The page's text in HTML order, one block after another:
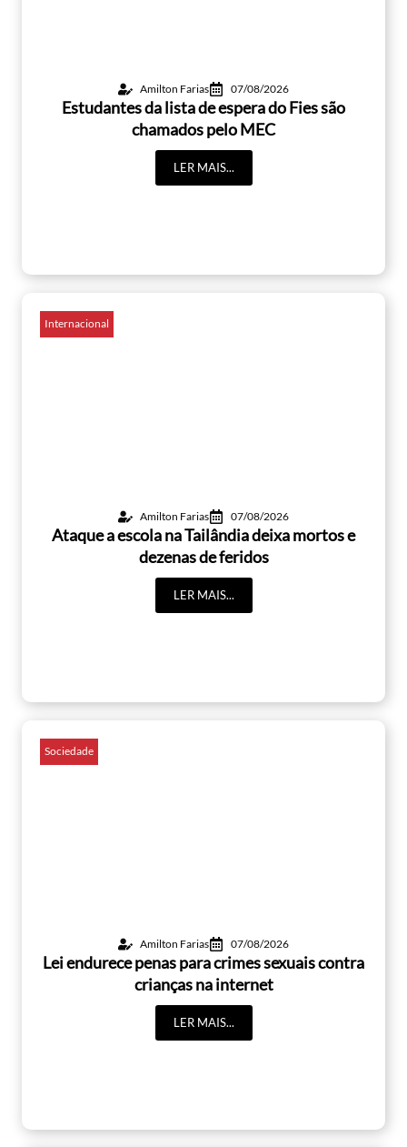
Amilton Farias 07/08/2026
Estudantes da lista de espera do Fies são
chamados pelo MEC
LER MAIS...
Internacional
Amilton Farias 07/08/2026
Ataque a escola na Tailândia deixa mortos e
dezenas de feridos
LER MAIS...
Sociedade
Amilton Farias 07/08/2026
Lei endurece penas para crimes sexuais contra
crianças na internet
LER MAIS...